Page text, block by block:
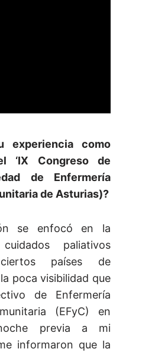
experiencia como
‘IX Congreso de
de Enfermería
de Asturias)?
se enfocó en la
paliativos
países de
poca visibilidad que
de Enfermería
(EFyC) en
previa a mi
informaron que la